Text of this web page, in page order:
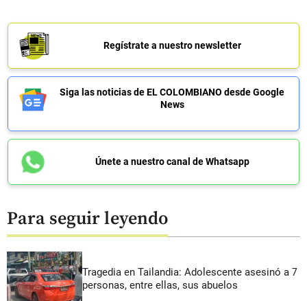
Regístrate a nuestro newsletter
Siga las noticias de EL COLOMBIANO desde Google
News
Únete a nuestro canal de Whatsapp
Para seguir leyendo
Tragedia en Tailandia: Adolescente asesinó a 7
personas, entre ellas, sus abuelos